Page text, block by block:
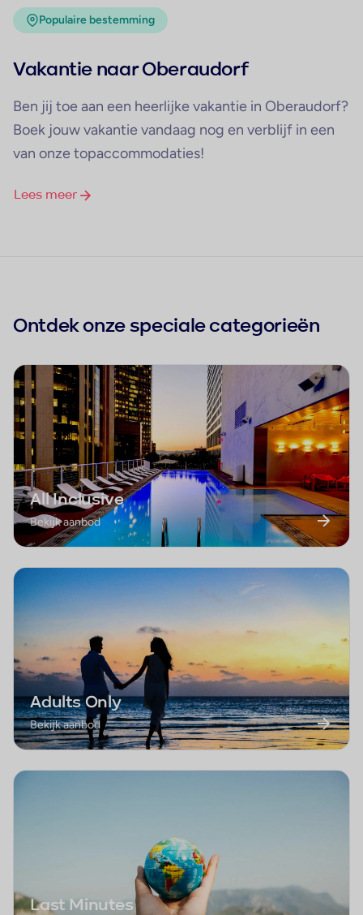
Populaire bestemming
Vakantie naar Oberaudorf
Ben jij toe aan een heerlijke vakantie in Oberaudorf?
Boek jouw vakantie vandaag nog en verblijf in een
van onze topaccommodaties!
Lees meer
Ontdek onze speciale categorieën
All Inclusive
Bekijk aanbod
Adults Only
Bekijk aanbod
Last Minutes